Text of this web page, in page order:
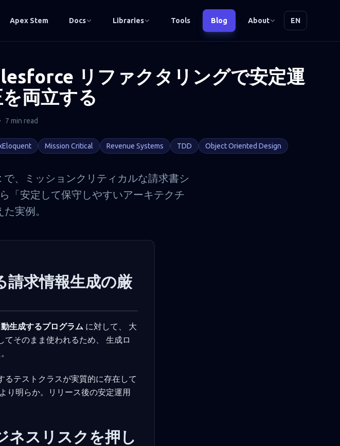
Apex Stem Docs Libraries Tools Blog About EN
リファクタリングで安定運
両立する
7 min read
Mission Critical Revenue Systems TDD Object Oriented Design
、ミッションクリティカルな請求書シ
「安定して保守しやすいアーキテクチ
実例。
請求情報生成の厳
生成するプログラム に対して、 大
そのまま使われるため、 生成ロ
るテストクラスが実質的に存在して
り明らか。リリース後の安定運用
ネスリスクを押し